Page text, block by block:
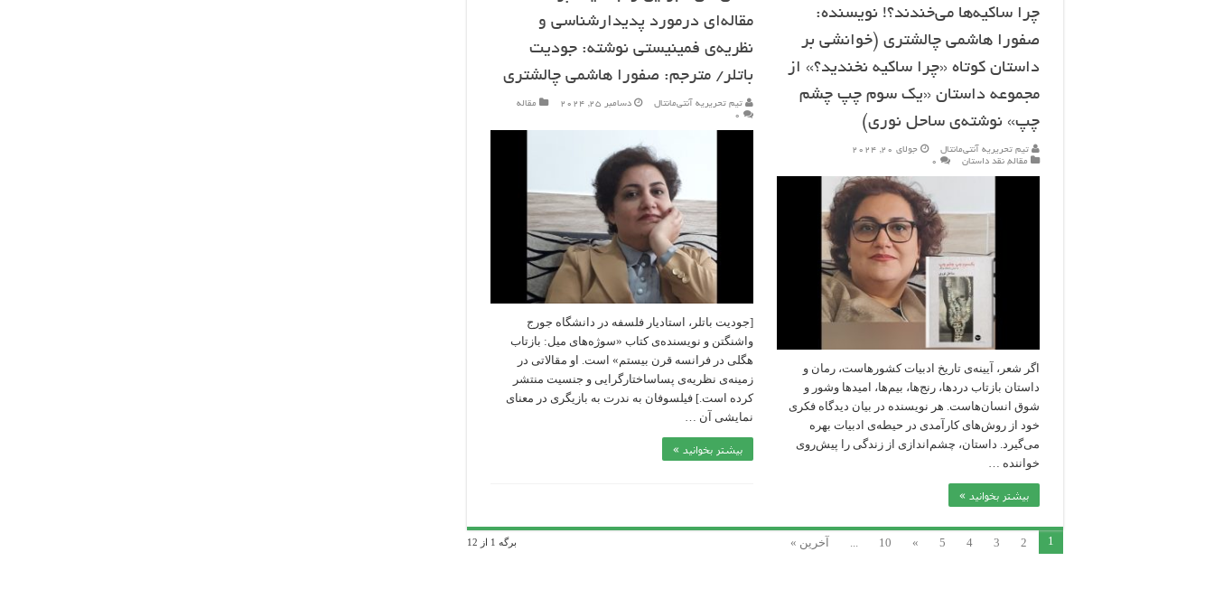
مقاله‌‎‌ای درمورد پدیدارشناسی و
نظریه‌ی فمینیستی نوشته: جودیت
باتلر/ مترجم: صفورا هاشمی چالشتری
تیم تحریریه آنتی‌مانتال دسامبر 25, 2024
مقاله
۰
[جودیت باتلر، استادیار فلسفه در دانشگاه جورج
واشنگتن و نویسنده‌‎ی کتاب «سوژه‌‎های میل: بازتاب
هگلی در فرانسه قرن بیستم» است. او مقالاتی در
زمینه‌‎ی نظریه‌‎ی پساساختارگرایی و جنسیت منتشر
کرده است.] فیلسوفان به ندرت به بازیگری در معنای
نمایشی آن …
بیشتر بخوانید »
چرا ساکیه‌ها می‎‌‌خندند؟! نویسنده:
صفورا هاشمی چالشتری (خوانشی بر
داستان کوتاه «چرا ساکیه نخندید؟» از
مجموعه داستان «یک سوم چپ چشم
چپ» نوشته‌ی ساحل نوری)
تیم تحریریه آنتی‌مانتال
جولای 20, 2024
مقاله,نقد داستان ۰
اگر شعر، آیینه‌‎ی تاریخ ادبیات کشورهاست، رمان و
داستان بازتاب دردها، رنج‎‌ها، بیم‎‌ها، امیدها وشور و
شوق انسان‌‎هاست. هر نویسنده در بیان دیدگاه فکری
خود از روش‌های کارآمدی در حیطه‎‌ی ادبیات بهره
می‌گیرد. داستان، چشم‌‎اندازی از زندگی را پیش‌‎روی
خواننده …
بیشتر بخوانید »
برگه 1 از 12 1
2
3
4
5
»
10
... آخرین »